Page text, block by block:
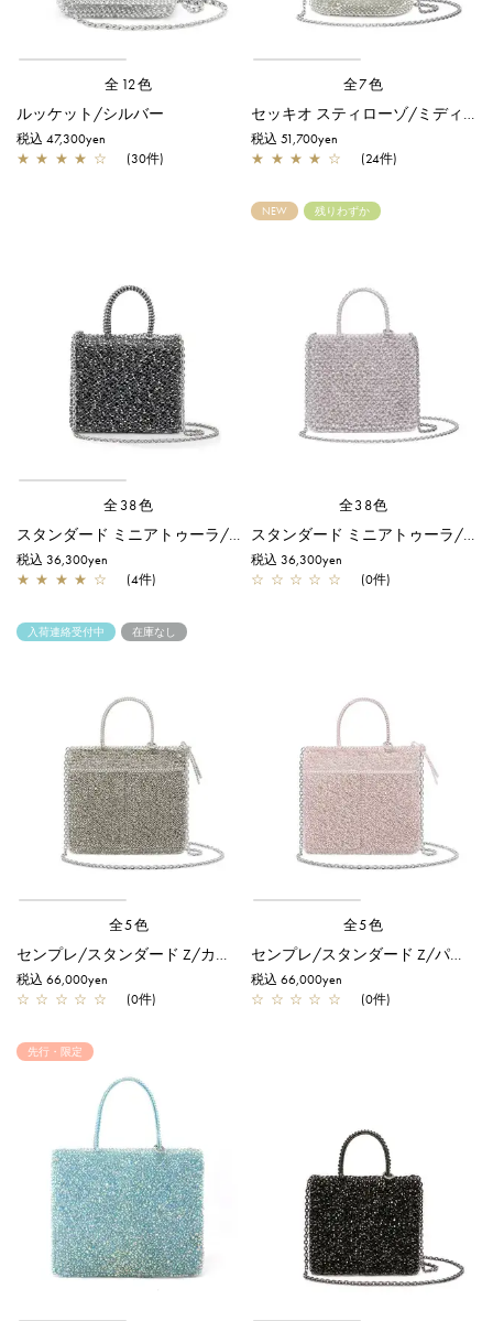
全12色
ルッケット/シルバー
税込 47,300yen
★ ★ ★ ★ ☆ (30件)
全7色
セッキオ スティローゾ/ミディアム/シルバー
税込 51,700yen
★ ★ ★ ★ ☆ (24件)
全38色
スタンダード ミニアトゥーラ/ネイビーシルバー
税込 36,300yen
★ ★ ★ ★ ☆ (4件)
NEW 残りわずか
全38色
スタンダード ミニアトゥーラ/ロート アルボルド
税込 36,300yen
☆ ☆ ☆ ☆ ☆ (0件)
入荷連絡受付中 在庫なし
全5色
センプレ/スタンダード Z/カーキシルバー
税込 66,000yen
☆ ☆ ☆ ☆ ☆ (0件)
全5色
センプレ/スタンダード Z/パウダリーピンクシルバー
税込 66,000yen
☆ ☆ ☆ ☆ ☆ (0件)
先行・限定